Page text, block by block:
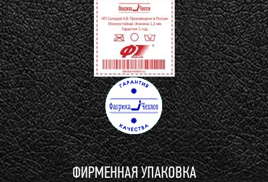
ФИРМЕННАЯ УПАКОВКА